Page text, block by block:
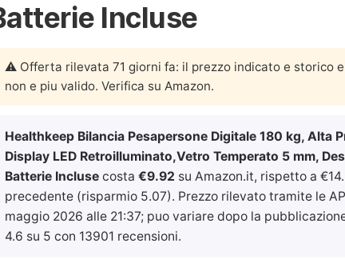
Incluse
⚠️ Offerta rilevata 71 giorni fa: il prezzo indicato e storico
non e piu valido. Verifica su Amazon.
Healthkeep Bilancia Pesapersone Digitale 180 kg, Alta
Display LED Retroilluminato,Vetro Temperato 5 mm,
Batterie Inclusecosta €9.92 su Amazon.it, rispetto a
precedente (risparmio 5.07). Prezzo rilevato tramite le
maggio 2026 alle 21:37; puo variare dopo la
4.6 su 5 con 13901 recensioni.